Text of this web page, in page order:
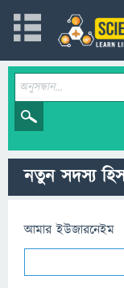
নতুন সদস্য
আমার ইউজারনেইম